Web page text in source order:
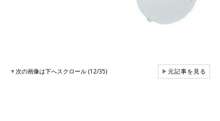
▼次の画像は下へスクロール (12/35) ▶元記事を見る